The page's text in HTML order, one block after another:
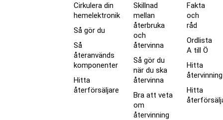
Cirkulera din
hemelektronik
Så gör du
Så
återanvänds
komponenter
Hitta
återförsäljare
Skillnad
mellan
återbruka
och
återvinna
Så gör du
när du ska
återvinna
Bra att veta
om
återvinning
Fakta
och
råd
Ordlista
A till Ö
Hitta
Hitta